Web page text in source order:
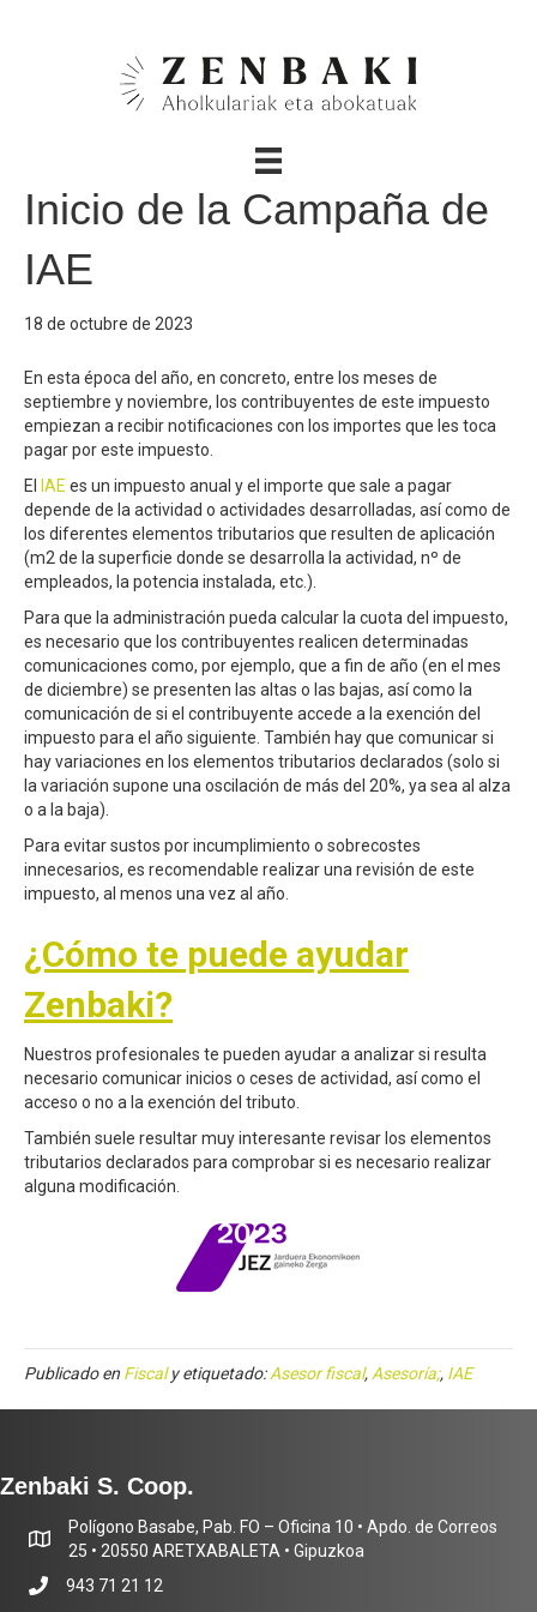
Inicio de la Campaña de
IAE
18 de octubre de 2023
En esta época del año, en concreto, entre los meses de
septiembre y noviembre, los contribuyentes de este impuesto
empiezan a recibir notificaciones con los importes que les toca
pagar por este impuesto.
El
IAE es un impuesto anual y el importe que sale a pagar
depende de la actividad o actividades desarrolladas, así como de
los diferentes elementos tributarios que resulten de aplicación
(m2 de la superficie donde se desarrolla la actividad, nº de
empleados, la potencia instalada, etc.).
Para que la administración pueda calcular la cuota del impuesto,
es necesario que los contribuyentes realicen determinadas
comunicaciones como, por ejemplo, que a fin de año (en el mes
de diciembre) se presenten las altas o las bajas, así como la
comunicación de si el contribuyente accede a la exención del
impuesto para el año siguiente. También hay que comunicar si
hay variaciones en los elementos tributarios declarados (solo si
la variación supone una oscilación de más del 20%, ya sea al alza
o a la baja).
Para evitar sustos por incumplimiento o sobrecostes
innecesarios, es recomendable realizar una revisión de este
impuesto, al menos una vez al año.
¿Cómo te puede ayudar
Zenbaki?
Nuestros profesionales te pueden ayudar a analizar si resulta
necesario comunicar inicios o ceses de actividad, así como el
acceso o no a la exención del tributo.
También suele resultar muy interesante revisar los elementos
tributarios declarados para comprobar si es necesario realizar
alguna modificación.
Publicado en Fiscaly etiquetado:Asesor fiscal, Asesoría;, IAE
Zenbaki S. Coop.
Polígono Basabe, Pab. FO – Oficina 10 • Apdo. de Correos
25 • 20550 ARETXABALETA • Gipuzkoa
943 71 21 12